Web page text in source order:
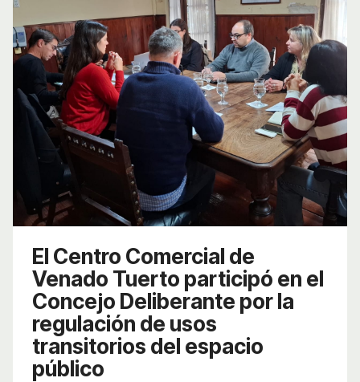
El Centro Comercial de
Venado Tuerto participó en el
Concejo Deliberante por la
regulación de usos
transitorios del espacio
público